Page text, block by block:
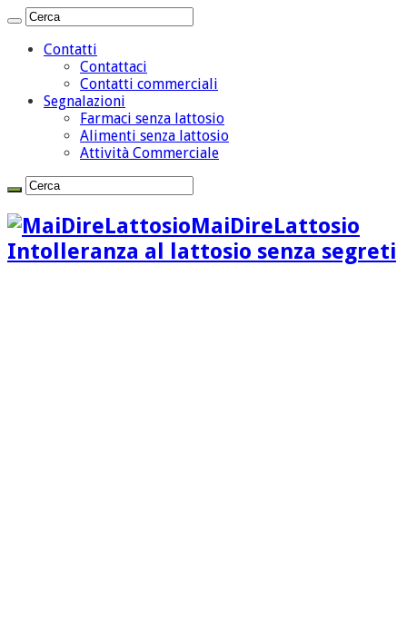
Contatti
Contattaci
Contatti commerciali
Segnalazioni
Farmaci senza lattosio
Alimenti senza lattosio
Attività Commerciale
MaiDireLattosio
Intolleranza al lattosio senza segreti